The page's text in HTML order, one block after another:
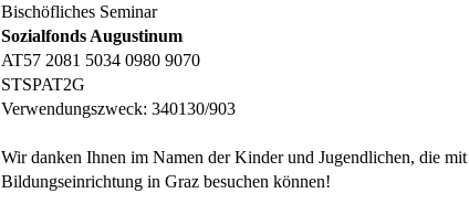
Bischöfliches Seminar
Sozialfonds Augustinum
AT57 2081 5034 0980 9070
STSPAT2G
Verwendungszweck: 340130/903
Wir danken Ihnen im Namen der Kinder und Jugendlichen, die
Bildungseinrichtung in Graz besuchen können!